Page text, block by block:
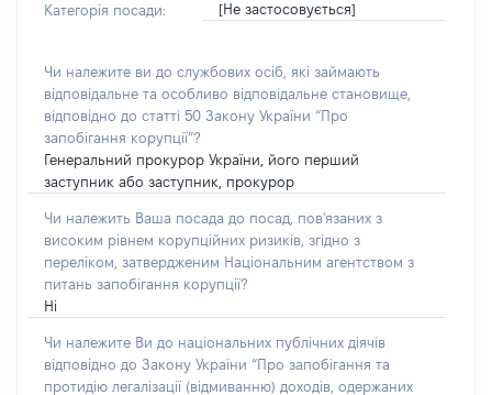
Категорія посади: [Не застосовується]
Чи належите ви до службових осіб, які займають
відповідальне та особливо відповідальне становище,
відповідно до статті 50 Закону України “Про
запобігання корупції”?
Генеральний прокурор України, його перший
заступник або заступник, прокурор
Чи належить Ваша посада до посад, пов'язаних з
високим рівнем корупційних ризиків, згідно з
переліком, затвердженим Національним агентством з
питань запобігання корупції?
Ні
Чи належите Ви до національних публічних діячів
відповідно до Закону України “Про запобігання та
протидію легалізації (відмиванню) доходів, одержаних